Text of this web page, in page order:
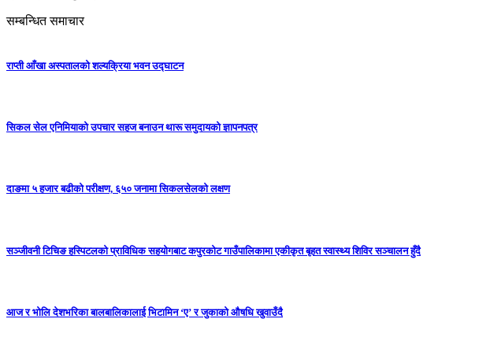
सम्बन्धित समाचार
राप्ती आँखा अस्पतालको शल्यक्रिया भवन उद्घाटन
सिकल सेल एनिमियाको उपचार सहज बनाउन थारू समुदायको ज्ञापनपत्र
दाङमा ५ हजार बढीको परीक्षण, ६५० जनामा सिकलसेलको लक्षण
सञ्जीवनी टिचिङ हस्पिटलको प्राविधिक सहयोगबाट कपुरकोट गाउँपालिकामा एकीकृत बृहत स्वास्थ्य शिविर सञ्चालन हुँदै
आज र भोलि देशभरिका बालबालिकालाई भिटामिन ‘ए’ र जुकाको औषधि खुवाउँदै